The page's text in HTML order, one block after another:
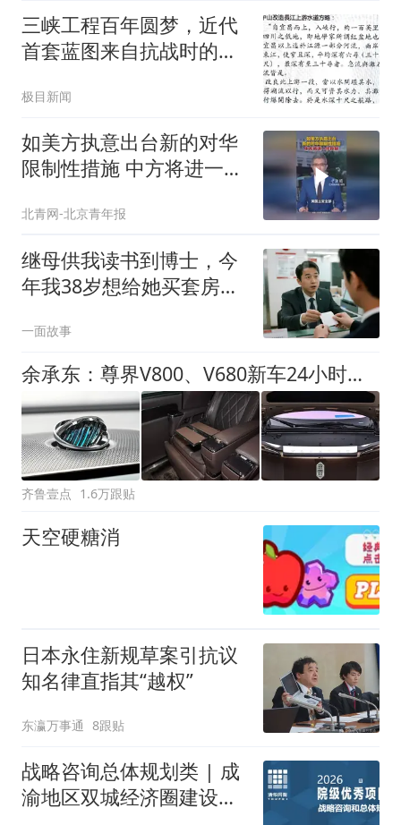
三峡工程百年圆梦，近代
首套蓝图来自抗战时的湖
极目新闻
如美方执意出台新的对华
限制性措施 中方将进一步
北青网-北京青年报
继母供我读书到博士，今
年我38岁想给她买套房，
说：您名下有一个关联17
年的定期存款账户
一面故事
余承东：尊界V800、V680新车24小时大定突破3500台
齐鲁壹点 1.6万跟贴
天空硬糖消
日本永住新规草案引抗议
知名律直指其“越权”
东瀛万事通 8跟贴
战略咨询总体规划类 | 成
渝地区双城经济圈建设规